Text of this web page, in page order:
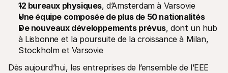
12 bureaux physiques, d’Amsterdam à Varsovie
Une équipe composée de plus de 50 nationalités
De nouveaux développements prévus, dont un hub
à Lisbonne et la poursuite de la croissance à Milan,
Stockholm et Varsovie
Dès aujourd’hui, les entreprises de l’ensemble de l’EEE